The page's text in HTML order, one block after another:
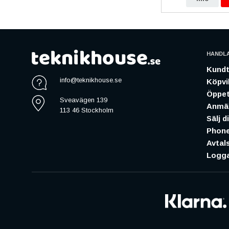
info@teknikhouse.se
Sveavägen 139
113 46 Stockholm
Sälj